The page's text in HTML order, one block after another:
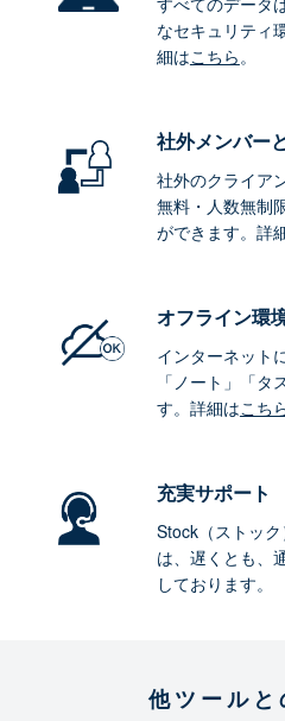
なセキュリティ
細はこちら。
社外メンバー
社外のクライア
無料・人数無制
ができます。詳
オフライン環
インターネット
「ノート」「タ
す。詳細はこち
充実サポート
Stock（ストッ
は、遅くとも、
しております。
他ツールと